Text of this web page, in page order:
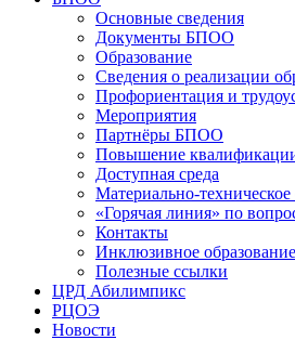
Основные сведения
Документы БПОО
Образование
Сведения о реализации
Профориентация и
Мероприятия
Партнёры БПОО
Повышение
Доступная среда
Материально-техническое
«Горячая линия» по
Контакты
Инклюзивное
Полезные ссылки
ЦРД Абилимпикс
РЦОЭ
Новости